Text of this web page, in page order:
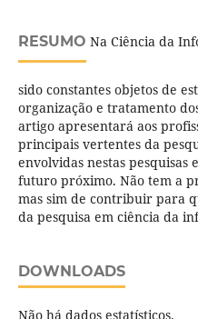
RESUMO Na Ciência da
sido constantes objetos de
organização e tratamento
artigo apresentará aos
principais vertentes da
envolvidas nestas pesquisas
futuro próximo. Não tem a
mas sim de contribuir para
da pesquisa em ciência da
DOWNLOADS
Não há dados estatísticos.